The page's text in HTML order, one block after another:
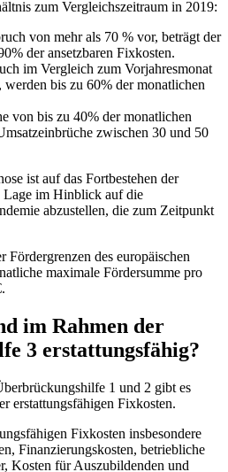
zum Vergleichszeitraum in 2019:
von mehr als 70 % vor, beträgt der
der ansetzbaren Fixkosten.
im Vergleich zum Vorjahresmonat
bis zu 60% der monatlichen
von bis zu 40% der monatlichen
zwischen 30 und 50
ist auf das Fortbestehen der
Lage im Hinblick auf die
abzustellen, die zum Zeitpunkt
des europäischen
maximale Fördersumme pro
im Rahmen der
3 erstattungsfähig?
1 und 2 gibt es
erstattungsfähigen Fixkosten.
Fixkosten insbesondere
Finanzierungskosten, betriebliche
Kosten für Auszubildenden und